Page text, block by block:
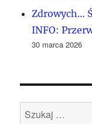
Zdrowych…
INFO:
30 marca 2026
Szukaj: